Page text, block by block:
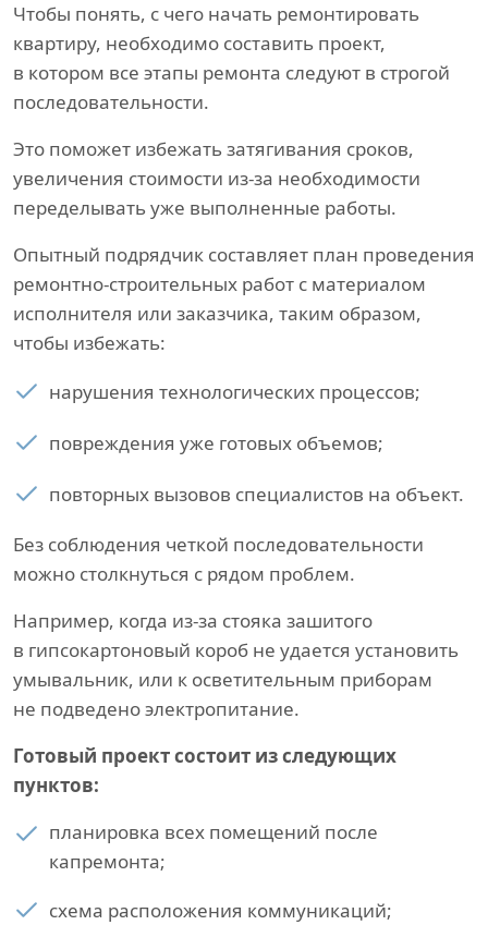
Чтобы понять, с чего начать ремонтировать
квартиру, необходимо составить проект,
в котором все этапы ремонта следуют в строгой
последовательности.
Это поможет избежать затягивания сроков,
увеличения стоимости из-за необходимости
переделывать уже выполненные работы.
Опытный подрядчик составляет план проведения
ремонтно-строительных работ с материалом
исполнителя или заказчика, таким образом,
чтобы избежать:
нарушения технологических процессов;
повреждения уже готовых объемов;
повторных вызовов специалистов на объект.
Без соблюдения четкой последовательности
можно столкнуться с рядом проблем.
Например, когда из-за стояка зашитого
в гипсокартоновый короб не удается установить
умывальник, или к осветительным приборам
не подведено электропитание.
Готовый проект состоит из следующих
пунктов:
планировка всех помещений после
капремонта;
схема расположения коммуникаций;